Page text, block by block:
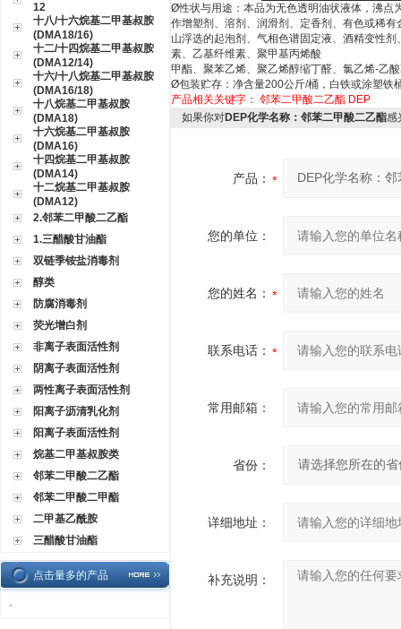
12
十八/十六烷基二甲基叔胺
(DMA18/16)
十二/十四烷基二甲基叔胺
(DMA12/14)
十六/十八烷基二甲基叔胺
(DMA16/18)
十八烷基二甲基叔胺
(DMA18)
十六烷基二甲基叔胺
(DMA16)
十四烷基二甲基叔胺
(DMA14)
十二烷基二甲基叔胺
(DMA12)
2.邻苯二甲酸二乙酯
1.三醋酸甘油酯
双链季铵盐消毒剂
醇类
防腐消毒剂
荧光增白剂
非离子表面活性剂
阴离子表面活性剂
两性离子表面活性剂
阳离子沥清乳化剂
阳离子表面活性剂
烷基二甲基叔胺类
邻苯二甲酸二乙酯
邻苯二甲酸二甲酯
二甲基乙酰胺
三醋酸甘油酯
点击量多的产品
·
Ø性状与用途：本品为无色透明油状液体，沸点
作增塑剂、溶剂、润滑剂、定香剂、有色或稀有
山浮选的起泡剂、气相色谱固定液、酒精变性
素、乙基纤维素、聚甲基丙烯酸
甲酯、聚苯乙烯、聚乙烯醇缩丁醛、氯乙烯-乙
Ø包装贮存：净含量200公斤/桶，白铁或涂塑铁
产品相关关键字： 邻苯二甲酸二乙酯 DEP
如果你对DEP化学名称：邻苯二甲酸二乙酯感
产品：
您的单位：
您的姓名：
联系电话：
常用邮箱：
省份：
详细地址：
补充说明：